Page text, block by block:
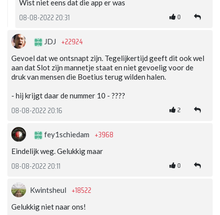
Wist niet eens dat die app er was
08-08-2022 20:31 0
JDJ +22924
Gevoel dat we ontsnapt zijn. Tegelijkertijd geeft dit ook wel
aan dat Slot zijn mannetje staat en niet gevoelig voor de
druk van mensen die Boetius terug wilden halen.
- hij krijgt daar de nummer 10 - ????
08-08-2022 20:16 2
fey1schiedam +3968
Eindelijk weg. Gelukkig maar
08-08-2022 20:11 0
Kwintsheul +18522
Gelukkig niet naar ons!